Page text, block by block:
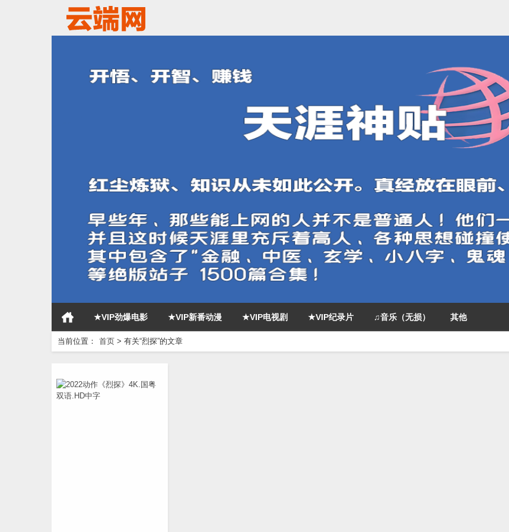
★VIP劲爆电影 ★VIP新番动漫 ★VIP电视剧 ★VIP纪录片 ♫音乐（无损） 其他
当前位置： 首页 > 有关“烈探”的文章